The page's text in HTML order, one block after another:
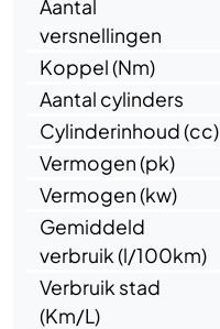
Aantal
versnellingen
Koppel (Nm)
Aantal cylinders
Cylinderinhoud (cc)
Vermogen (pk)
Vermogen (kw)
Gemiddeld
verbruik (l/100km)
Verbruik stad
(Km/L)